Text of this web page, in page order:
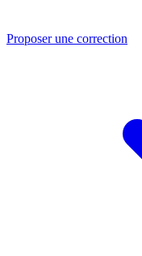
Proposer une correction